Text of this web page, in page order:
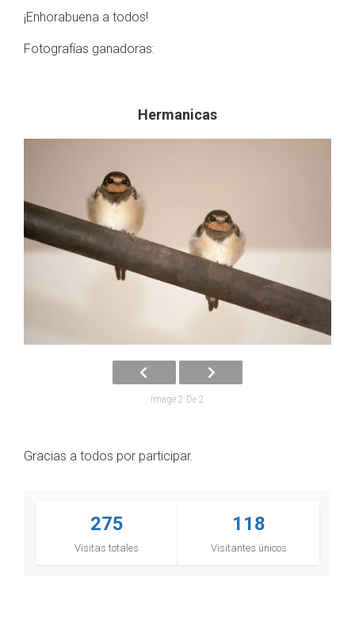
¡Enhorabuena a todos!
Fotografías ganadoras:
Hermanicas
Image 2 De 2
Gracias a todos por participar.
275
Visitas totales
118
Visitantes únicos